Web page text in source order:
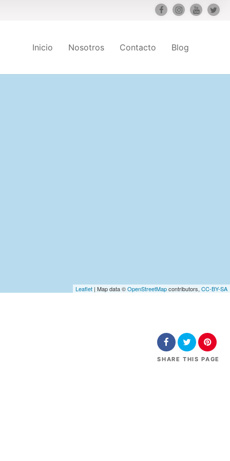
Inicio Nosotros Contacto Blog
Leaflet | Map data ©OpenStreetMapcontributors, CC-BY-SA
SHARE THIS PAGE